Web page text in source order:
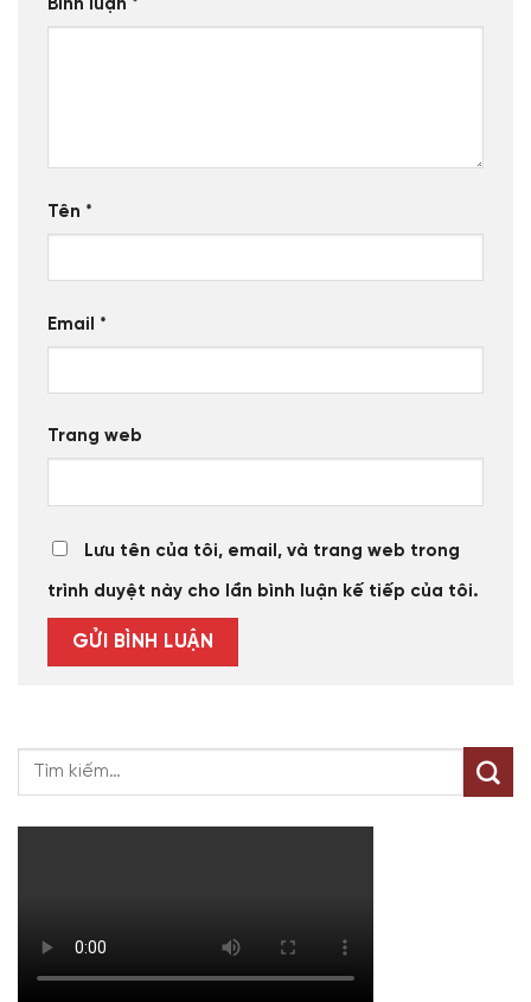
Bình luận *
Tên *
Email *
Trang web
Lưu tên của tôi, email, và trang web trong
trình duyệt này cho lần bình luận kế tiếp của tôi.